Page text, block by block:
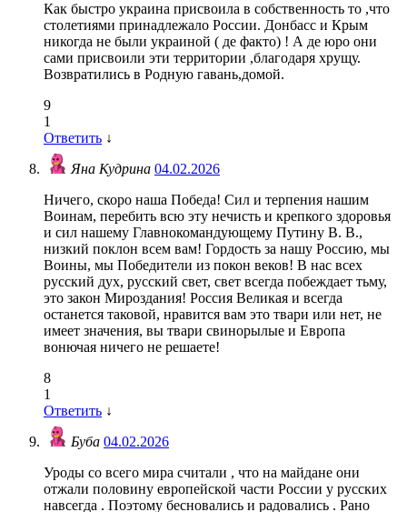
Как быстро украина присвоила в собственность то ,что
столетиями принадлежало России. Донбасс и Крым
никогда не были украиной ( де факто) ! А де юро они
сами присвоили эти территории ,благодаря хрущу.
Возвратились в Родную гавань,домой.
9
1
Ответить ↓
Яна Кудрина 04.02.2026
Ничего, скоро наша Победа! Сил и терпения нашим
Воинам, перебить всю эту нечисть и крепкого здоровья
и сил нашему Главнокомандующему Путину В. В.,
низкий поклон всем вам! Гордость за нашу Россию, мы
Воины, мы Победители из покон веков! В нас всех
русский дух, русский свет, свет всегда побеждает тьму,
это закон Мироздания! Россия Великая и всегда
останется таковой, нравится вам это твари или нет, не
имеет значения, вы твари свинорылые и Европа
вонючая ничего не решаете!
8
1
Ответить ↓
Буба 04.02.2026
Уроды со всего мира считали , что на майдане они
отжали половину европейской части России у русских
навсегда . Поэтому бесновались и радовались . Рано